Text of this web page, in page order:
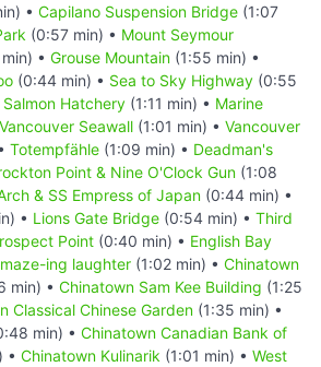
• Capilano Suspension Bridge (1:07
(0:57 min) • Mount Seymour
• Grouse Mountain (1:55 min) •
(0:44 min) • Sea to Sky Highway (0:55
Hatchery (1:11 min) • Marine
Vancouver Seawall (1:01 min) • Vancouver
Totempfähle (1:09 min) • Deadman's
Point & Nine O'Clock Gun (1:08
& SS Empress of Japan (0:44 min) •
• Lions Gate Bridge (0:54 min) • Third
Point (0:40 min) • English Bay
ing laughter (1:02 min) • Chinatown
min) • Chinatown Sam Kee Building (1:25
Classical Chinese Garden (1:35 min) •
min) • Chinatown Canadian Bank of
• Chinatown Kulinarik (1:01 min) • West